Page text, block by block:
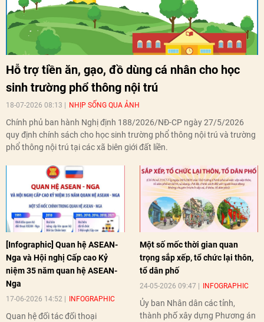
Hỗ trợ tiền ăn, gạo, đồ dùng cá nhân cho học
sinh trường phổ thông nội trú
18-07-2026 08:13 NHỊP SỐNG QUA ẢNH
Chính phủ ban hành Nghị định 188/2026/NĐ-CP ngày 27/5/2026
quy định chính sách cho học sinh trường phổ thông nội trú và trường
phổ thông nội trú tại các xã biên giới đất liền.
[Infographic] Quan hệ ASEAN-
Nga và Hội nghị Cấp cao Kỷ
niệm 35 năm quan hệ ASEAN-
Nga
17-06-2026 14:52 INFOGRAPHIC
Quan hệ đối tác đối thoại
Một số mốc thời gian quan
trọng sắp xếp, tổ chức lại thôn,
tổ dân phố
24-05-2026 09:47 INFOGRAPHIC
Ủy ban Nhân dân các tỉnh,
thành phố xây dựng Phương án